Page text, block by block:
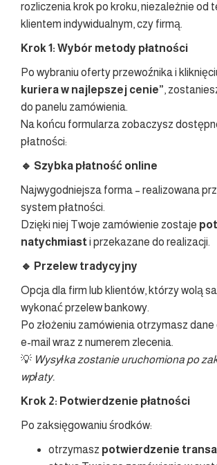
rozliczenia krok po kroku, niezależnie od
klientem indywidualnym, czy firmą.
Krok 1: Wybór metody płatności
Po wybraniu oferty przewoźnika i
kuriera w najlepszej cenie”,
do panelu zamówienia.
Na końcu formularza zobaczysz
płatności:
🔹 Szybka płatność online
Najwygodniejsza forma – realizowana
system płatności.
Dzięki niej Twoje zamówienie zostaje
natychmiasti przekazane do realizacji.
🔹 Przelew tradycyjny
Opcja dla firm lub klientów, którzy wolą
wykonać przelew bankowy.
Po złożeniu zamówienia otrzymasz dane
e-mail wraz z numerem zlecenia.
💡 Wysyłka zostanie uruchomiona po
wpłaty.
Krok 2: Potwierdzenie płatności
Po zaksięgowaniu środków:
otrzymasz potwierdzenie